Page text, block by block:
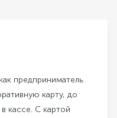
предприниматель.
карту, до
кассе. С картой